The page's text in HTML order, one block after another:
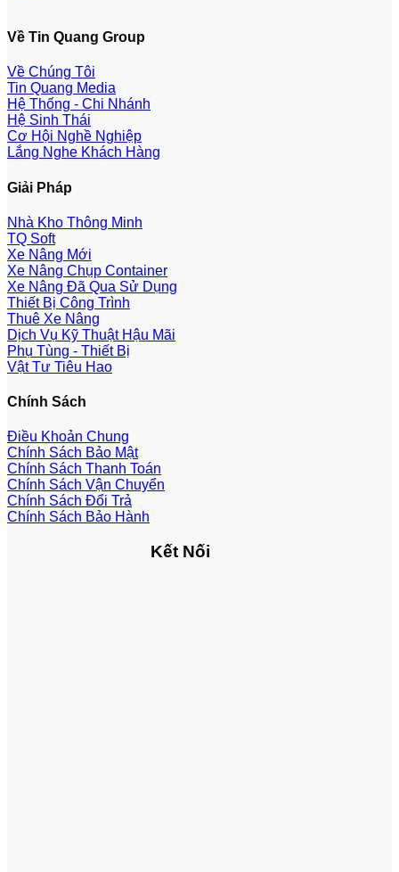
Về Tin Quang Group
Về Chúng Tôi
Tin Quang Media
Hệ Thống - Chi Nhánh
Hệ Sinh Thái
Cơ Hội Nghề Nghiệp
Lắng Nghe Khách Hàng
Giải Pháp
Nhà Kho Thông Minh
TQ Soft
Xe Nâng Mới
Xe Nâng Chụp Container
Xe Nâng Đã Qua Sử Dụng
Thiết Bị Công Trình
Thuê Xe Nâng
Dịch Vụ Kỹ Thuật Hậu Mãi
Phụ Tùng - Thiết Bị
Vật Tư Tiêu Hao
Chính Sách
Điều Khoản Chung
Chính Sách Bảo Mật
Chính Sách Thanh Toán
Chính Sách Vận Chuyển
Chính Sách Đổi Trả
Chính Sách Bảo Hành
Kết Nối